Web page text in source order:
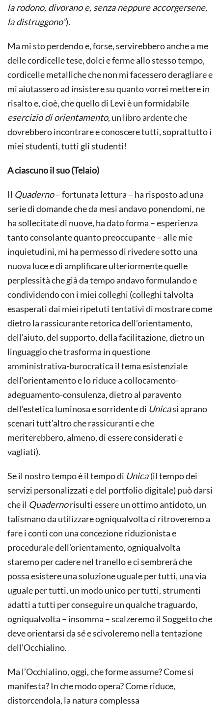
la rodono, divorano e, senza neppure accorgersene,
la distruggono”).
Ma mi sto perdendo e, forse, servirebbero anche a me
delle cordicelle tese, dolci e ferme allo stesso tempo,
cordicelle metalliche che non mi facessero deragliare e
mi aiutassero ad insistere su quanto vorrei mettere in
risalto e, cioè, che quello di Levi è un formidabile
esercizio di orientamento,un libro ardente che
dovrebbero incontrare e conoscere tutti, soprattutto i
miei studenti, tutti gli studenti!
A ciascuno il suo (Telaio)
Il Quaderno– fortunata lettura – ha risposto ad una
serie di domande che da mesi andavo ponendomi, ne
ha sollecitate di nuove, ha dato forma – esperienza
tanto consolante quanto preoccupante – alle mie
inquietudini, mi ha permesso di rivedere sotto una
nuova luce e di amplificare ulteriormente quelle
perplessità che già da tempo andavo formulando e
condividendo con i miei colleghi (colleghi talvolta
esasperati dai miei ripetuti tentativi di mostrare come
dietro la rassicurante retorica dell’orientamento,
dell’aiuto, del supporto, della facilitazione, dietro un
linguaggio che trasforma in questione
amministrativa-burocratica il tema esistenziale
dell’orientamento e lo riduce a collocamento-
adeguamento-consulenza, dietro al paravento
dell’estetica luminosa e sorridente di Unicasi aprano
scenari tutt’altro che rassicuranti e che
meriterebbero, almeno, di essere considerati e
vagliati).
Se il nostro tempo è il tempo di Unica(il tempo dei
servizi personalizzati e del portfolio digitale) può darsi
che il Quadernorisulti essere un ottimo antidoto, un
talismano da utilizzare ogniqualvolta ci ritroveremo a
fare i conti con una concezione riduzionista e
procedurale dell’orientamento, ogniqualvolta
staremo per cadere nel tranello e ci sembrerà che
possa esistere una soluzione uguale per tutti, una via
uguale per tutti, un modo unico per tutti, strumenti
adatti a tutti per conseguire un qualche traguardo,
ogniqualvolta – insomma – scalzeremo il Soggetto che
deve orientarsi da sé e scivoleremo nella tentazione
dell’Occhialino.
Ma l’Occhialino, oggi, che forme assume? Come si
manifesta? In che modo opera? Come riduce,
distorcendola, la natura complessa